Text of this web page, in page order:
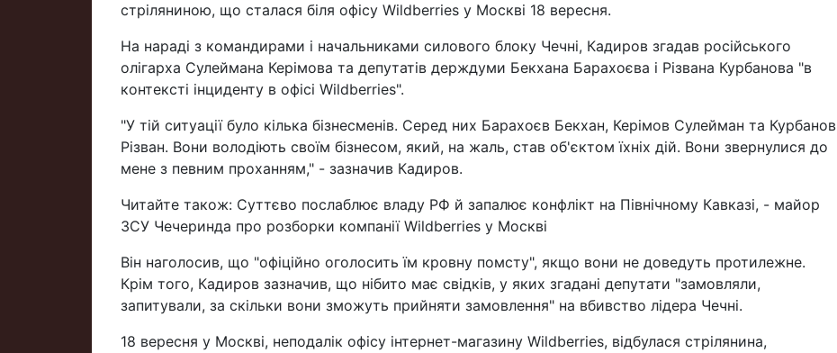
стріляниною, що сталася біля офісу Wildberries у Москві 18 вересня.
На нараді з командирами і начальниками силового блоку Чечні, Кадиров згадав російського
олігарха Сулеймана Керімова та депутатів держдуми Бекхана Барахоєва і Різвана Курбанова "в
контексті інциденту в офісі Wildberries".
"У тій ситуації було кілька бізнесменів. Серед них Барахоєв Бекхан, Керімов Сулейман та Курбанов
Різван. Вони володіють своїм бізнесом, який, на жаль, став об'єктом їхніх дій. Вони звернулися до
мене з певним проханням," - зазначив Кадиров.
Читайте також: Суттєво послаблює владу РФ й запалює конфлікт на Північному Кавказі, - майор
ЗСУ Чечеринда про розборки компанії Wildberries у Москві
Він наголосив, що "офіційно оголосить їм кровну помсту", якщо вони не доведуть протилежне.
Крім того, Кадиров зазначив, що нібито має свідків, у яких згадані депутати "замовляли,
запитували, за скільки вони зможуть прийняти замовлення" на вбивство лідера Чечні.
18 вересня у Москві, неподалік офісу інтернет-магазину Wildberries, відбулася стрілянина,